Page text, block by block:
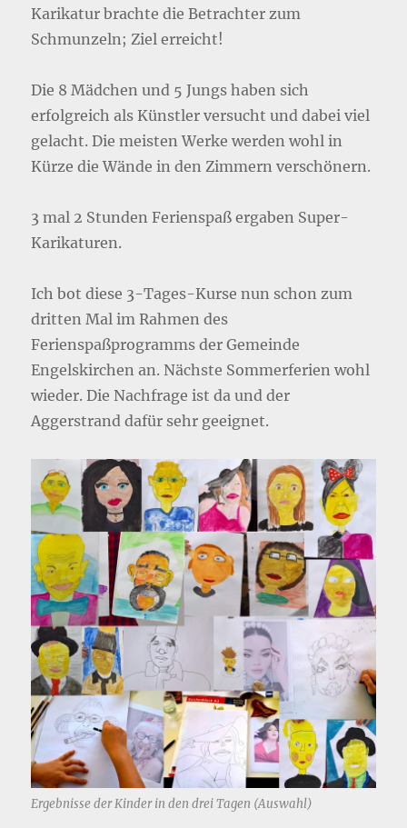
Karikatur brachte die Betrachter zum
Schmunzeln; Ziel erreicht!
Die 8 Mädchen und 5 Jungs haben sich
erfolgreich als Künstler versucht und dabei viel
gelacht. Die meisten Werke werden wohl in
Kürze die Wände in den Zimmern verschönern.
3 mal 2 Stunden Ferienspaß ergaben Super-
Karikaturen.
Ich bot diese 3-Tages-Kurse nun schon zum
dritten Mal im Rahmen des
Ferienspaßprogramms der Gemeinde
Engelskirchen an. Nächste Sommerferien wohl
wieder. Die Nachfrage ist da und der
Aggerstrand dafür sehr geeignet.
Ergebnisse der Kinder in den drei Tagen (Auswahl)